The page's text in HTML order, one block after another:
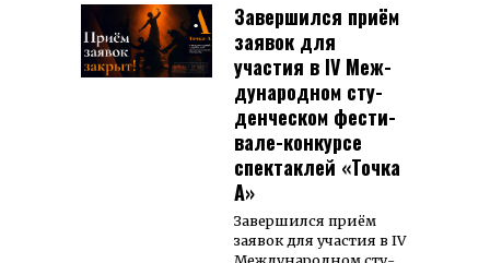
Завершился приём
заявок для
участия в IV Меж­
ду­на­род­ном сту­
ден­чес­ком фес­ти­
вале-кон­кур­се
спек­таклей «Точка
А»
Завер­шил­ся приём
заявок для учас­тия в IV